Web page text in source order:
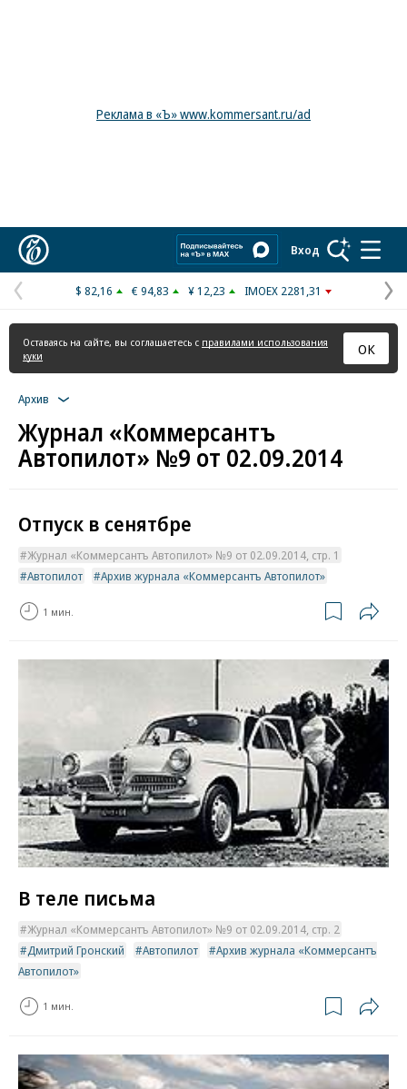
Реклама в «Ъ» www.kommersant.ru/ad
Вход
Предыдущая
страница
$ 82,16 € 94,83 ¥ 12,23 IMOEX 2281,31
Оставаясь на сайте, вы соглашаетесь с правилами использования
куки
ОК
Архив
Журнал «Коммерсантъ
Автопилот» №9 от 02.09.2014
Отпуск в сенятбре
Журнал «Коммерсантъ Автопилот» №9 от 02.09.2014, стр. 1
Автопилот
Архив журнала «Коммерсантъ Автопилот»
1 мин.
В теле письма
Журнал «Коммерсантъ Автопилот» №9 от 02.09.2014, стр. 2
Дмитрий Гронский
Автопилот
Архив журнала «Коммерсантъ
Автопилот»
1 мин.